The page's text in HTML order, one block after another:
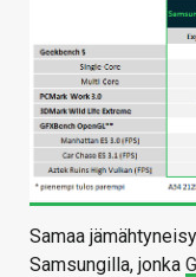
Samaa
Samsungilla, jonka